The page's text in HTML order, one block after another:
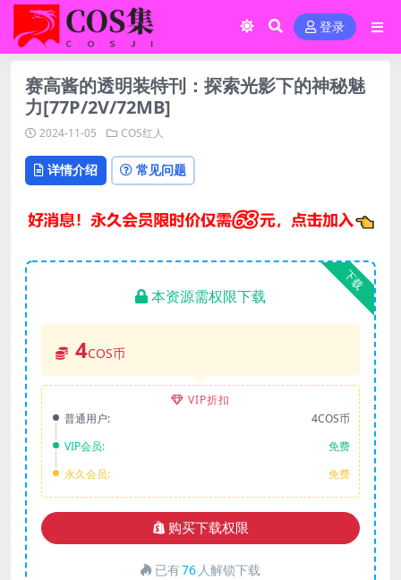
登录
赛高酱的透明装特刊：探索光影下的神秘魅
力[77P/2V/72MB]
2024-11-05 COS红人
详情介绍 常见问题
下载
本资源需权限下载
4COS币
VIP折扣
普通用户:
4COS币
VIP会员:
免费
永久会员:
免费
购买下载权限
已有76 人解锁下载